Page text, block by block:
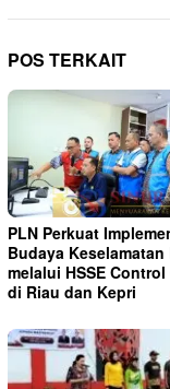
POS TERKAIT
PLN Perkuat
Budaya Keselamatan
melalui HSSE
di Riau dan Kepri